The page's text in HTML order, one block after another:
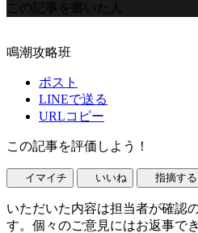
この記事を書いた人
鳴潮攻略班
ポスト
LINEで送る
URLコピー
この記事を評価しよう！
イマイチ いいね 指摘する
いただいた内容は担当者が確認
す。個々のご意見にはお返事で